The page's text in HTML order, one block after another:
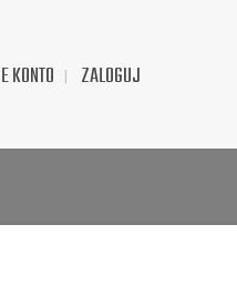
KONTO ZALOGUJ